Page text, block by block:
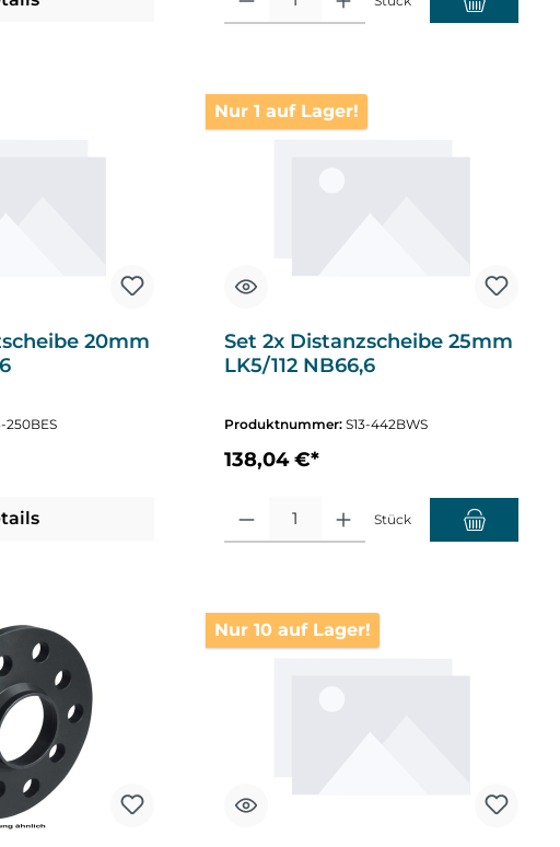
um die Anzahl zu erhöhen oder zu reduzieren.
20mm
250BES
Nur 1 auf Lager!
Set 2x Distanzscheibe 25mm
LK5/112 NB66,6
Produktnummer: S13-442BWS
138,04 €*
Produkt Anzahl: Gib den gewünschten Wert ein
Stück
Nur 10 auf Lager!